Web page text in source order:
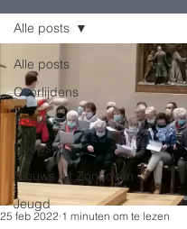
Alle posts
Overlijdens
Trouw
Doopsel
Nieuws uit Zonhoven
Jeugd
Alle posts
25 feb 2022 1 minuten om te lezen